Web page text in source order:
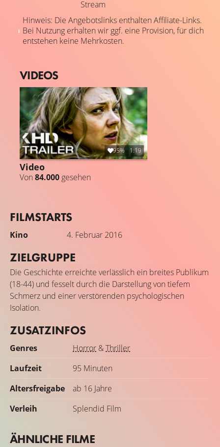
Stream
Hinweis: Die Angebotslinks enthalten Affiliate-Links.
Bei Nutzung erhalten wir ggf. eine Provision, für dich
entstehen keine Mehrkosten.
VIDEOS
95% 1:19
Video
Von84.000 gesehen
FILMSTARTS
Kino 4. Februar 2016
ZIELGRUPPE
Die Geschichte erreichte verlässlich ein breites Publikum
(18-44) und fesselt durch die Darstellung von tiefem
Schmerz und einer verstörenden psychologischen
Isolation.
ZUSATZINFOS
Genres Horror &Thriller
Laufzeit
95 Minuten
Altersfreigabe
ab 16 Jahre
Verleih
Splendid Film
ÄHNLICHE FILME